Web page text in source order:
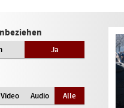
Ja
Video Audio Alle